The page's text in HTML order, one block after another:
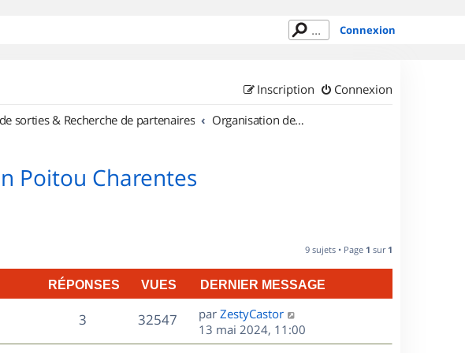
Connexion
Connexion
Inscription
sorties & Recherche de partenaires Organisation de sorties en région Poitou Charentes
Poitou Charentes
9 sujets • Page 1 sur 1
RÉPONSES VUES DERNIER MESSAGE
3R
é
32547V
u
D
e
r
par ZestyCastor
13 mai 2024, 11:00